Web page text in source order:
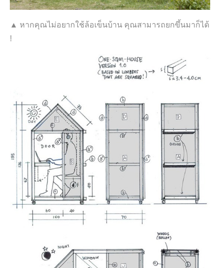
▲ หากคุณไม่อยากใช้ล้อเข็นบ้าน คุณสามารถยกขึ้นมาก็ได้
!